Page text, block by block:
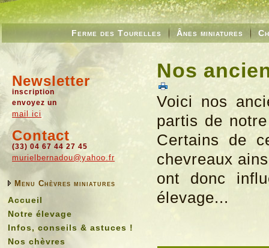
Ferme des Tourelles Ânes miniatures
Newsletter
inscription
envoyez un
mail ici
Contact
(33) 04 67 44 27 45
murielbernadou@yahoo.fr
Menu Chèvres miniatures
Accueil
Notre élevage
Infos, conseils & astuces !
Nos chèvres
Nos
Voici nos
partis de
Certains de
chevreaux
ont donc
élevage...